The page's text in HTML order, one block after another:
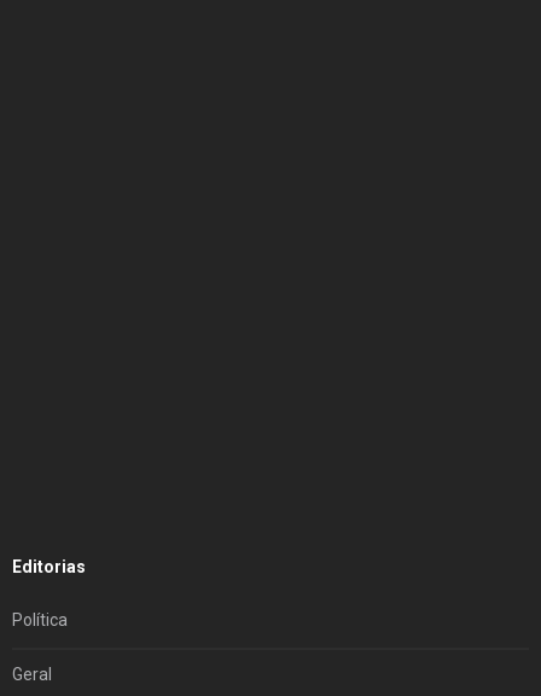
Editorias
Política
Geral